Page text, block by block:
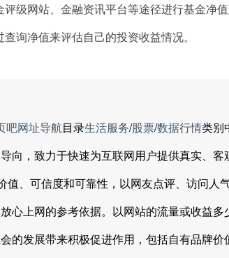
级网站、金融资讯平台等途径进行基金净
询净值来评估自己的投资收益情况。
吧网址导航目录生活服务/股票/数据行情类别
向，致力于快速为互联网用户提供真实、
值、可信度和可靠性，以网友点评、访问人
心上网的参考依据。以网站的流量或收益
的发展带来积极促进作用，包括自有品牌